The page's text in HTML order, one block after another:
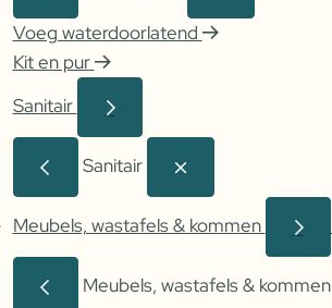
Voeg waterdoorlatend
Kit en pur
Sanitair
Sanitair
Meubels, wastafels & kommen
Meubels, wastafels & kommen